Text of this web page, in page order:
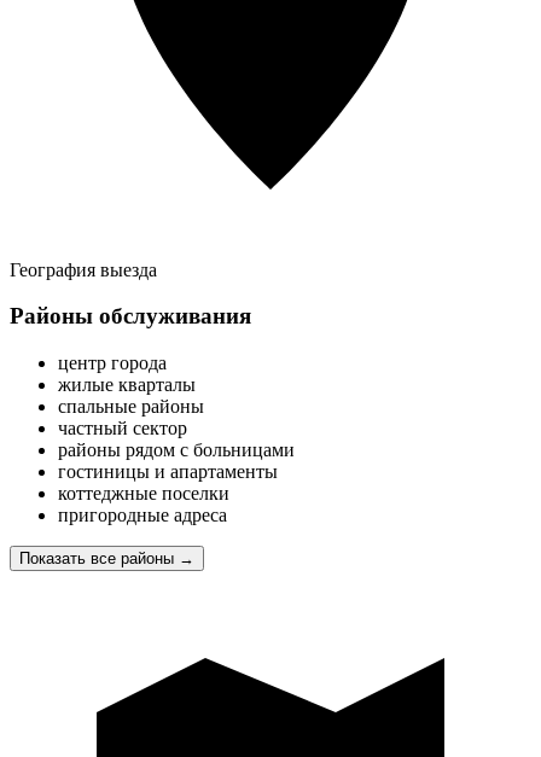
География выезда
Районы обслуживания
центр города
жилые кварталы
спальные районы
частный сектор
районы рядом с больницами
гостиницы и апартаменты
коттеджные поселки
пригородные адреса
Показать все районы →